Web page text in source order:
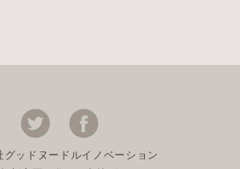
グッドヌードルイノベーション